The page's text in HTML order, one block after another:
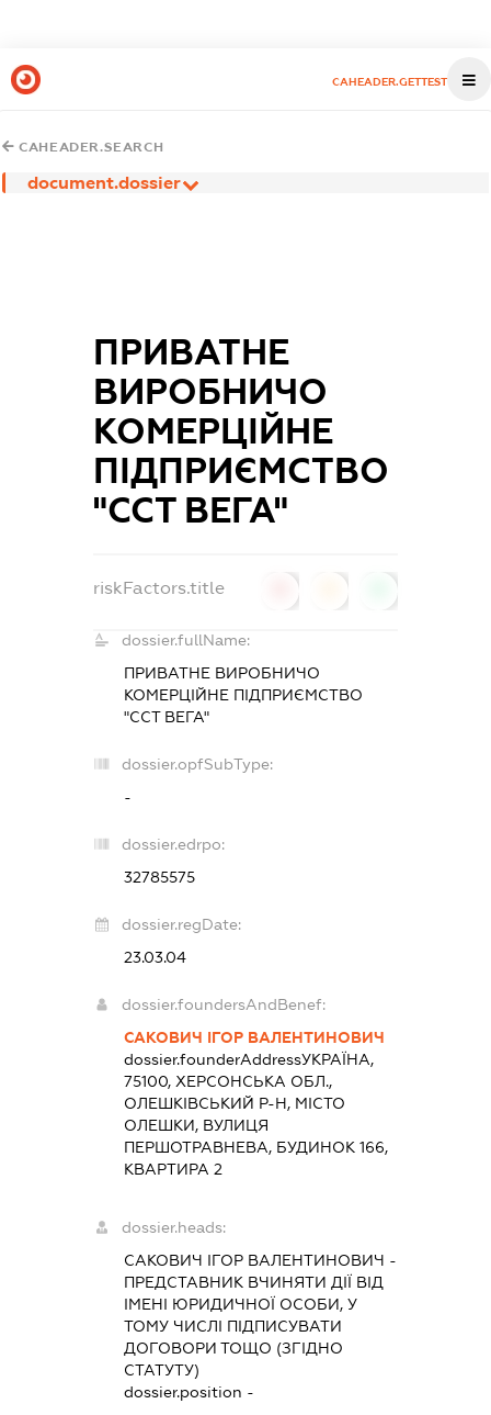
CAHEADER.GETTEST
CAHEADER.SEARCH
document.dossier
ПРИВАТНЕ
ВИРОБНИЧО
КОМЕРЦІЙНЕ
ПІДПРИЄМСТВО
"ССТ ВЕГА"
riskFactors.title
dossier.fullName:
ПРИВАТНЕ ВИРОБНИЧО
КОМЕРЦІЙНЕ ПІДПРИЄМСТВО
"ССТ ВЕГА"
dossier.opfSubType:
-
dossier.edrpo:
32785575
dossier.regDate:
23.03.04
dossier.foundersAndBenef:
САКОВИЧ ІГОР ВАЛЕНТИНОВИЧ
dossier.founderAddressУКРАЇНА,
75100, ХЕРСОНСЬКА ОБЛ.,
ОЛЕШКІВСЬКИЙ Р-Н, МІСТО
ОЛЕШКИ, ВУЛИЦЯ
ПЕРШОТРАВНЕВА, БУДИНОК 166,
КВАРТИРА 2
dossier.heads:
САКОВИЧ ІГОР ВАЛЕНТИНОВИЧ -
ПРЕДСТАВНИК ВЧИНЯТИ ДІЇ ВІД
ІМЕНІ ЮРИДИЧНОЇ ОСОБИ, У
ТОМУ ЧИСЛІ ПІДПИСУВАТИ
ДОГОВОРИ ТОЩО (ЗГІДНО
СТАТУТУ)
dossier.position -